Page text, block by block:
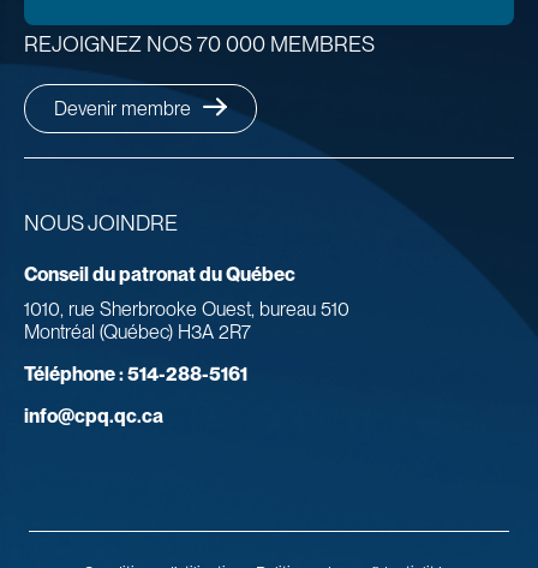
NOUS JOINDRE
Conseil du patronat du Québec
1010, rue Sherbrooke Ouest, bureau 510
Montréal (Québec) H3A 2R7
Téléphone :514-288-5161
info@cpq.qc.ca
REJOIGNEZ NOS 70 000 MEMBRES
Devenir membre